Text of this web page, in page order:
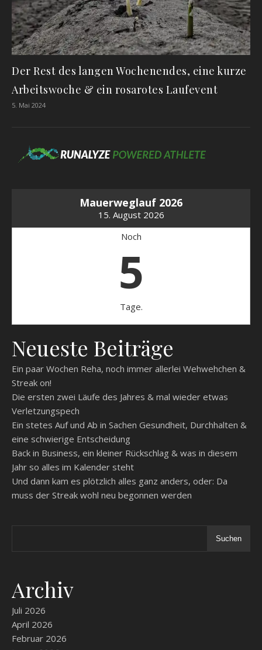
Der Rest des langen Wochenendes, eine kurze
Arbeitswoche & ein rosarotes Laufevent
5. Mai 2024
Mauerweglauf 2026
15. August 2026
Noch
5
Tage.
Neueste Beiträge
Ein paar Wochen Reha, noch immer allerlei Wehwehchen &
Streak on!
Die ersten zwei Läufe des Jahres & mal wieder etwas
Verletzungspech
Ein stetes Auf und Ab in Sachen Gesundheit, Durchhalten &
eine schwierige Entscheidung
Back in Business, ein kleiner Rückschlag & was in diesem
Jahr so alles im Kalender steht
Und dann kam es plötzlich alles ganz anders, oder: Da
muss der Streak wohl neu begonnen werden
Suchen
Archiv
Juli 2026
April 2026
Februar 2026